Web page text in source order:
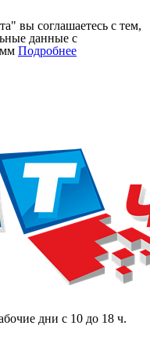
вы соглашаетесь с тем,
данные с
Подробнее
дни с 10 до 18 ч.